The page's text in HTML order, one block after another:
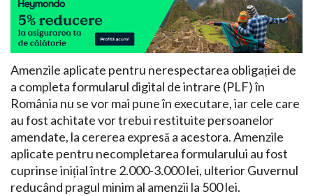
Amenzile aplicate pentru nerespectarea obligației de
a completa formularul digital de intrare (PLF) în
România nu se vor mai pune în executare, iar cele care
au fost achitate vor trebui restituite persoanelor
amendate, la cererea expresă a acestora. Amenzile
aplicate pentru necompletarea formularului au fost
cuprinse inițial între 2.000-3.000 lei, ulterior Guvernul
reducând pragul minim al amenzii la 500 lei.